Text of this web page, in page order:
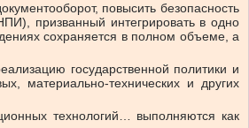
повысить безопасность
призванный интегрировать в одно
сохраняется в полном объеме, а
государственной политики и
материально-технических и других
технологий… выполняются как